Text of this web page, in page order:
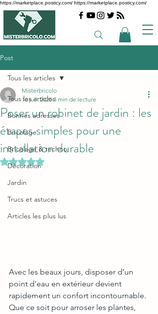
https://marketplace.posticy.com/ https://marketplace.posticy.com/
Post
Tous les articles
Bonnes adresses
Bricolage
Bricolage & techno
Décoration
Jardin
Trucs et astuces
Articles les plus lus
Tous les articles
Poser un robinet de jardin : les
étapes simples pour une
installation durable
Misterbricolo
16 juil. 2025 3 min de lecture
Noté NaN étoiles sur 5.
Avec les beaux jours, disposer d’un
point d’eau en extérieur devient
rapidement un confort incontournable.
Que ce soit pour arroser les plantes,